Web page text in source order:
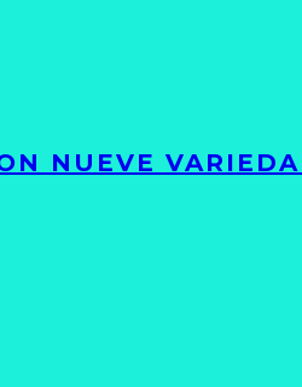
NUEVE